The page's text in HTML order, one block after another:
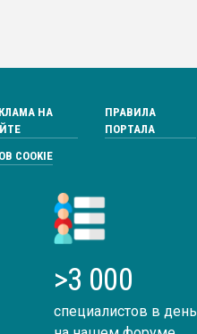
НА
ПРАВИЛА
ПОРТАЛА
COOKIE
>3 000
специалистов в день